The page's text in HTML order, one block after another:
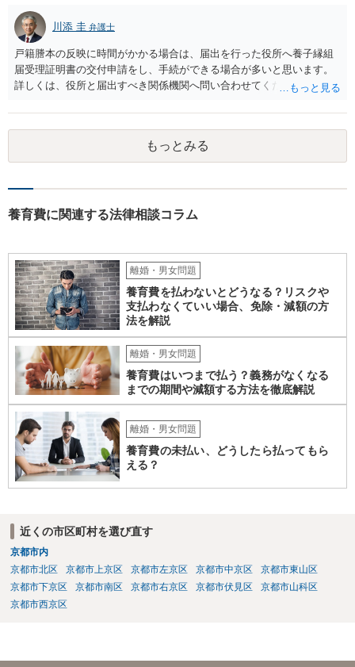
こちらも弁護士へ依頼して対応すれば良いと思います。モラハラ夫へ
の対応は精神的に疲弊するので、弁護士へ任せればよいと思います。
川添 圭 弁護士
戸籍謄本の反映に時間がかかる場合は、届出を行った役所へ養子縁組
届受理証明書の交付申請をし、手続ができる場合が多いと思います。
詳しくは、役所と届出すべき関係機関へ問い合わせてください。
もっとみる
養育費に関連する法律相談コラム
離婚・男女問題
養育費を払わないとどうなる？リスクや
支払わなくていい場合、免除・減額の方
法を解説
離婚・男女問題
養育費はいつまで払う？義務がなくなる
までの期間や減額する方法を徹底解説
離婚・男女問題
養育費の未払い、どうしたら払ってもら
える？
近くの市区町村を選び直す
京都市内
京都市北区
京都市上京区 京都市左京区 京都市中京区
京都市東山区
京都市下京区
京都市南区 京都市右京区 京都市伏見区
京都市山科区
京都市西京区